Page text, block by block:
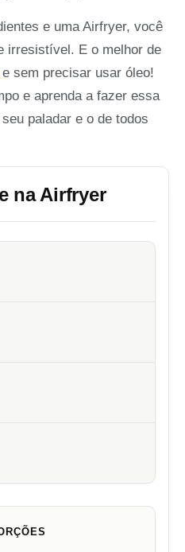
e uma Airfryer, você
irresistível. E o melhor de
sem precisar usar óleo!
e aprenda a fazer essa
paladar e o de todos
na Airfryer